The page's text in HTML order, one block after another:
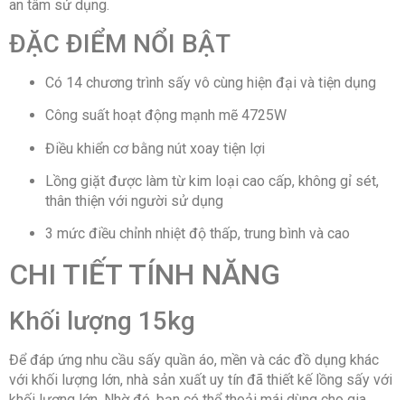
an tâm sử dụng.
ĐẶC ĐIỂM NỔI BẬT
Có 14 chương trình sấy vô cùng hiện đại và tiện dụng
Công suất hoạt động mạnh mẽ 4725W
Điều khiển cơ bằng nút xoay tiện lợi
Lồng giặt được làm từ kim loại cao cấp, không gỉ sét,
thân thiện với người sử dụng
3 mức điều chỉnh nhiệt độ thấp, trung bình và cao
CHI TIẾT TÍNH NĂNG
Khối lượng 15kg
Để đáp ứng nhu cầu sấy quần áo, mền và các đồ dụng khác
với khối lượng lớn, nhà sản xuất uy tín đã thiết kế lồng sấy với